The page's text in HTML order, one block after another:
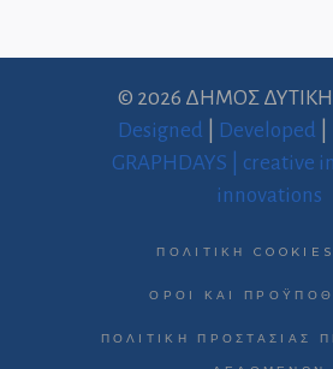
© 2026 ΔΗΜΟΣ
Designed
Developed
GRAPHDAYS | creative
innovations
ΠΟΛΙΤΙΚΉ
ΌΡΟΙ ΚΑΙ
ΠΟΛΙΤΙΚΉ ΠΡΟΣΤΑΣΊΑΣ